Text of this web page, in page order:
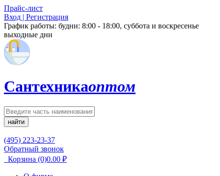
Прайс-лист
Вход | Регистрация
График работы: будни: 8:00 - 18:00, суббота и воскресенье
выходные дни
Сантехникаоптом
найти
(495) 223-23-37
Обратный звонок
Корзина (0)0.00 ₽